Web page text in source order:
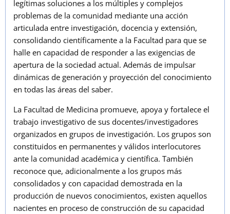
legítimas soluciones a los múltiples y complejos
problemas de la comunidad mediante una acción
articulada entre investigación, docencia y extensión,
consolidando científicamente a la Facultad para que se
halle en capacidad de responder a las exigencias de
apertura de la sociedad actual. Además de impulsar
dinámicas de generación y proyección del conocimiento
en todas las áreas del saber.
La Facultad de Medicina promueve, apoya y fortalece el
trabajo investigativo de sus docentes/investigadores
organizados en grupos de investigación. Los grupos son
constituidos en permanentes y válidos interlocutores
ante la comunidad académica y científica. También
reconoce que, adicionalmente a los grupos más
consolidados y con capacidad demostrada en la
producción de nuevos conocimientos, existen aquellos
nacientes en proceso de construcción de su capacidad